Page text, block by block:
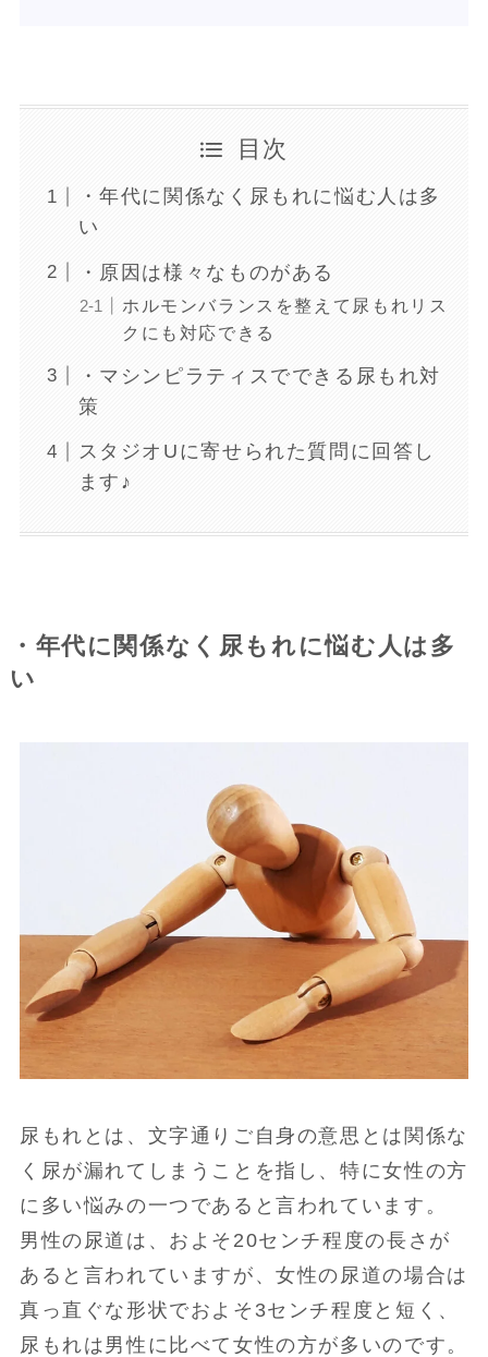
目次
・年代に関係なく尿もれに悩む人は多
い
・原因は様々なものがある
ホルモンバランスを整えて尿もれリス
クにも対応できる
・マシンピラティスでできる尿もれ対
策
スタジオUに寄せられた質問に回答し
ます♪
・年代に関係なく尿もれに悩む人は多
い
尿もれとは、文字通りご自身の意思とは関係な
く尿が漏れてしまうことを指し、特に女性の方
に多い悩みの一つであると言われています。
男性の尿道は、およそ20センチ程度の長さが
あると言われていますが、女性の尿道の場合は
真っ直ぐな形状でおよそ3センチ程度と短く、
尿もれは男性に比べて女性の方が多いのです。